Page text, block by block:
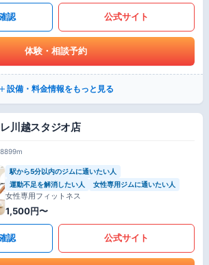
認 公式サイト
体験・相談予約
設備・料金情報をもっと見る
川越スタジオ店
駅から5分以内のジムに通いたい人
運動不足を解消したい人
女性専用ジムに通いたい人
女性専用フィットネス
1,500円〜
認 公式サイト